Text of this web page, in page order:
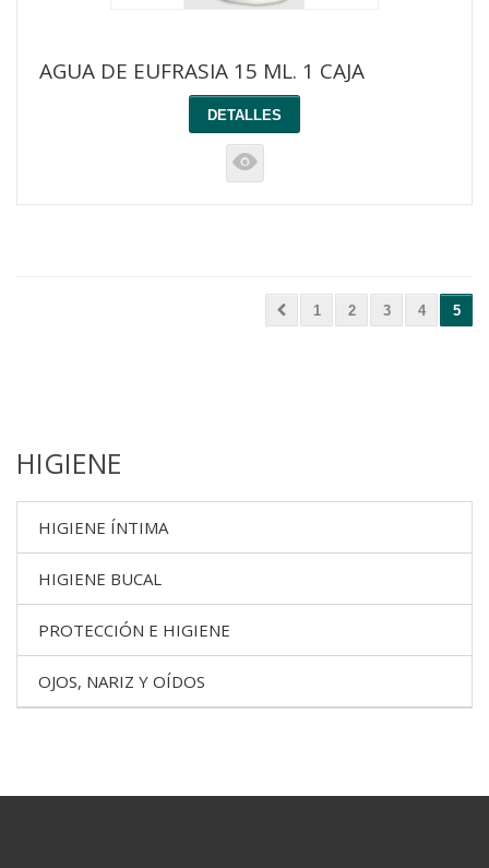
AGUA DE EUFRASIA 15 ML. 1 CAJA
DETALLES
K
1 2 3 4 5
HIGIENE
HIGIENE ÍNTIMA
HIGIENE BUCAL
PROTECCIÓN E HIGIENE
OJOS, NARIZ Y OÍDOS